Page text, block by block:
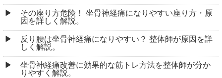
その座り方危険！ 坐骨神経痛になりやすい座り方・原
因を詳しく解説。
反り腰は坐骨神経痛になりやすい？ 整体師が原因を詳
しく解説。
坐骨神経痛改善に効果的な筋トレ方法を整体師が分か
りやすく解説。